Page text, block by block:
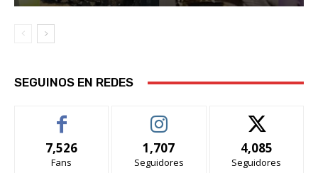
SEGUINOS EN REDES
7,526
Fans
1,707
Seguidores
4,085
Seguidores